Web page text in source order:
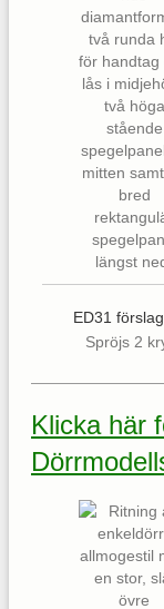
ED31
Spröjs 2
Klicka här